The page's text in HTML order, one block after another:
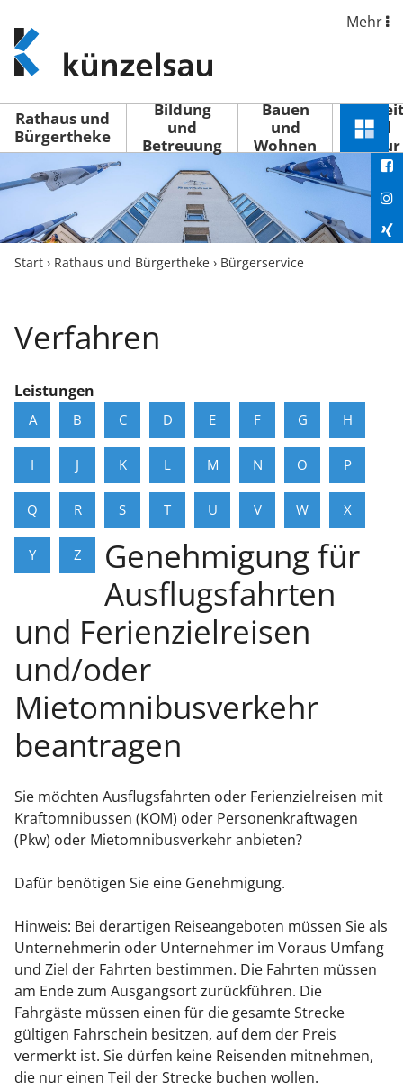
www.kuenzelsau.de
(zur
Startseite)
Mehr
Rathaus und
Bürgertheke
Bildung
und
Betreuung
Bauen
und
Wohnen
Freizeit
und
Kultur
Menü
Start › Rathaus und Bürgertheke › Bürgerservice
Verfahren
Leistungen
A B C D E F G H
I J K L M N O P
Q R S T U V W X
Y Z
Genehmigung für
Ausflugsfahrten
und Ferienzielreisen
und/oder
Mietomnibusverkehr
beantragen
Sie möchten Ausflugsfahrten oder Ferienzielreisen mit
Kraftomnibussen (KOM) oder Personenkraftwagen
(Pkw) oder Mietomnibusverkehr anbieten?
Dafür benötigen Sie eine Genehmigung.
Hinweis: Bei derartigen Reiseangeboten müssen Sie als
Unternehmerin oder Unternehmer im Voraus Umfang
und Ziel der Fahrten bestimmen. Die Fahrten müssen
am Ende zum Ausgangsort zurückführen. Die
Fahrgäste müssen einen für die gesamte Strecke
gültigen Fahrschein besitzen, auf dem der Preis
vermerkt ist. Sie dürfen keine Reisenden mitnehmen,
die nur einen Teil der Strecke buchen wollen.